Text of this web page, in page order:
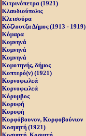
Κιτρινόπετρα (1921)
Κλαυδιούπολις
Κλεισούρα
Κόζλουτζα Δήμος (1913 - 1919)
Κόμαρα
Κομνηνά
Κομνηνά
Κομνηνά
Κομοτηνής, δήμος
Κοπτερό(ν) (1921)
Κορνοφωλεά
Κορνοφωλεά
Κόρυμβος
Κορυφή
Κορυφή
Κορφόβουνον, Κορφοβούνιον
Κοσμητή (1921)